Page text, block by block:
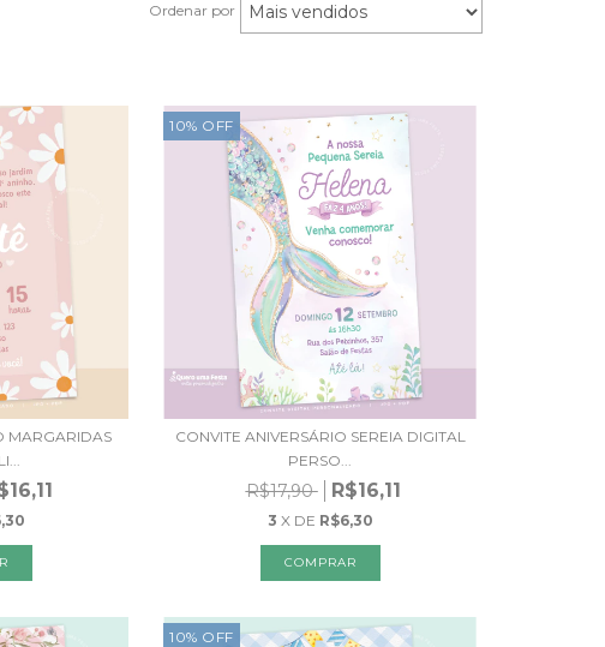
Ordenar por
MARGARIDAS
10% OFF
CONVITE ANIVERSÁRIO SEREIA DIGITAL
PERSO...
R$17,90 R$16,11
3 X DE R$6,30
10% OFF